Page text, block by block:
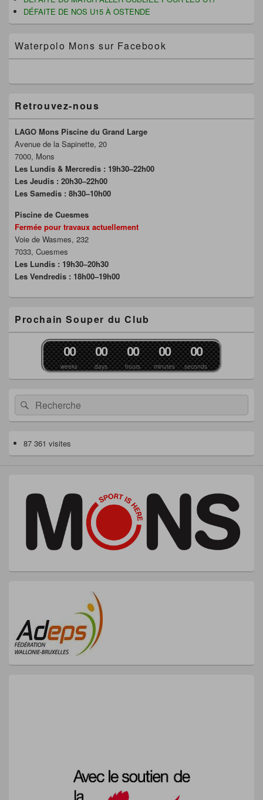
DÉFAITE DE NOS U15 À OSTENDE
Waterpolo Mons sur Facebook
Retrouvez-nous
LAGO Mons Piscine du Grand Large
Avenue de la Sapinette, 20
7000, Mons
Les Lundis & Mercredis : 19h30–22h00
Les Jeudis : 20h30–22h00
Les Samedis : 8h30–10h00
Piscine de Cuesmes
Fermée pour travaux actuellement
Voie de Wasmes, 232
7033, Cuesmes
Les Lundis : 19h30–20h30
Les Vendredis : 18h00–19h00
Prochain Souper du Club
weeks
00
days
00
hours
00
minutes
00
seconds
00
Recherche :Rechercher
87 361 visites